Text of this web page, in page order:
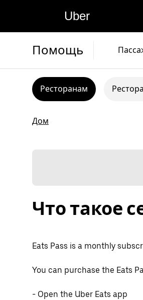
Uber
Помощь
Ресторанам
Дом
Что такое
Eats Pass is a monthly
You can purchase the Eats
- Open the Uber Eats app